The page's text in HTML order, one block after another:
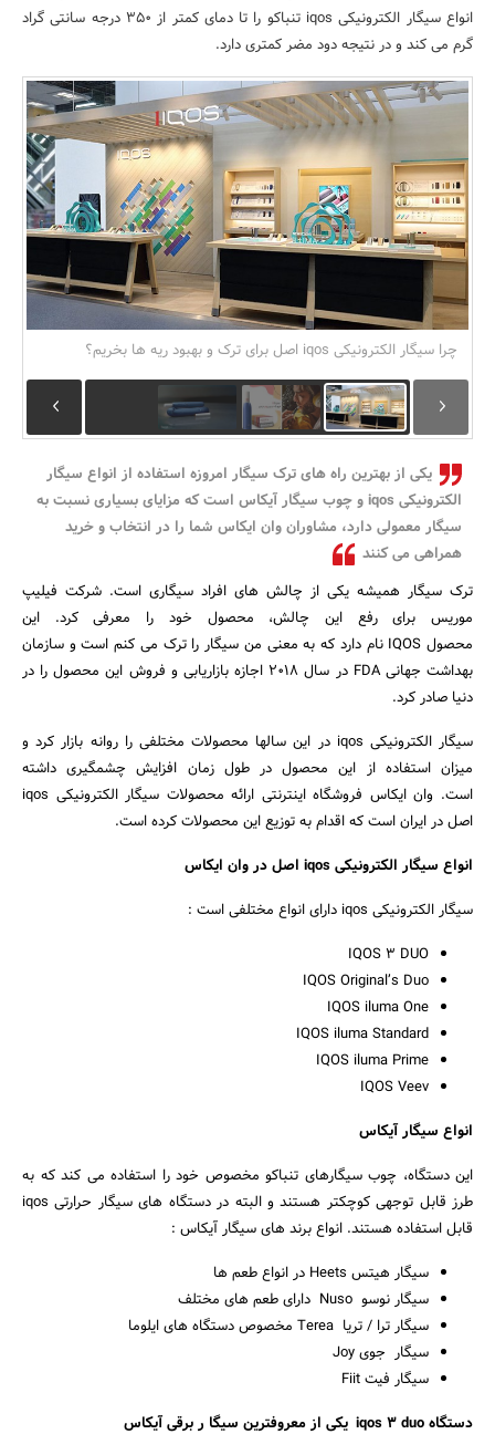
بانک، بیمه و سرمایه
مسکن و ساختمان
انواع سیگار الکترونیکی iqos تنباکو را تا دمای کمتر از 350 درجه سانتی گراد
گرم می کند و در نتیجه دود مضر کمتری دارد.
چرا سیگار الکترونیکی iqos اصل برای ترک و بهبود ریه ها بخریم؟
یکی از بهترین راه های ترک سیگار امروزه استفاده از انواع سیگار
الکترونیکی iqos و چوب سیگار آیکاس است که مزایای بسیاری نسبت به
سیگار معمولی دارد، مشاوران وان ایکاس شما را در انتخاب و خرید
همراهی می کنند
ترک سیگار همیشه یکی از چالش های افراد سیگاری است. شرکت فیلیپ
موریس برای رفع این چالش، محصول خود را معرفی کرد. این
محصول IQOS نام دارد که به معنی من سیگار را ترک می کنم است و سازمان
بهداشت جهانی FDA در سال 2018 اجازه بازاریابی و فروش این محصول را در
دنیا صادر کرد.
سیگار الکترونیکی iqos در این سالها محصولات مختلفی را روانه بازار کرد و
میزان استفاده از این محصول در طول زمان افزایش چشمگیری داشته
است. وان ایکاس فروشگاه اینترنتی ارائه محصولات سیگار الکترونیکی iqos
اصل در ایران است که اقدام به توزیع این محصولات کرده است.
انواع سیگار الکترونیکی iqos اصل در وان ایکاس
سیگار الکترونیکی iqos دارای انواع مختلفی است :
IQOS 3 DUO
IQOS Original’s Duo
IQOS iluma One
IQOS iluma Standard
IQOS iluma Prime
IQOS Veev
انواع سیگار آیکاس
این دستگاه، چوب سیگارهای تنباکو مخصوص خود را استفاده می کند که به
طرز قابل توجهی کوچکتر هستند و البته در دستگاه های سیگار حرارتی iqos
قابل استفاده هستند. انواع برند های سیگار آیکاس :
سیگار هیتس Heets در انواع طعم ها
سیگار نوسو Nuso دارای طعم های مختلف
سیگار ترا / تریا Terea مخصوص دستگاه های ایلوما
سیگار جوی Joy
سیگار فیت Fiit
دستگاه iqos 3 duo یکی از معروفترین سیگا ر برقی آیکاس